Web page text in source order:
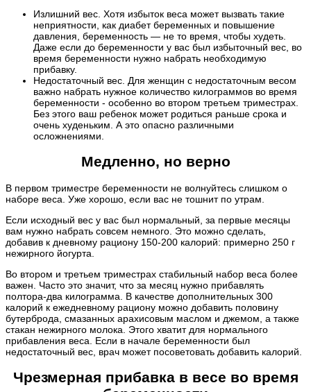
Излишний вес. Хотя избыток веса может вызвать такие
неприятности, как диабет беременных и повышение
давления, беременность — не то время, чтобы худеть.
Даже если до беременности у вас был избыточный вес, во
время беременности нужно набрать необходимую
прибавку.
Недостаточный вес. Для женщин с недостаточным весом
важно набрать нужное количество килограммов во время
беременности - особенно во втором третьем триместрах.
Без этого ваш ребенок может родиться раньше срока и
очень худеньким. А это опасно различными
осложнениями.
Медленно, но верно
В первом триместре беременности не волнуйтесь слишком о
наборе веса. Уже хорошо, если вас не тошнит по утрам.
Если исходный вес у вас был нормальный, за первые месяцы
вам нужно набрать совсем немного. Это можно сделать,
добавив к дневному рациону 150-200 калорий: примерно 250 г
нежирного йогурта.
Во втором и третьем триместрах стабильный набор веса более
важен. Часто это значит, что за месяц нужно прибавлять
полтора-два килограмма. В качестве дополнительных 300
калорий к ежедневному рациону можно добавить половину
бутерброда, смазанных арахисовым маслом и джемом, а также
стакан нежирного молока. Этого хватит для нормального
прибавления веса. Если в начале беременности был
недостаточный вес, врач может посоветовать добавить калорий.
Чрезмерная прибавка в весе во время